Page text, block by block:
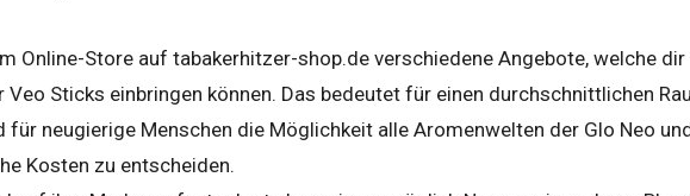
Online-Store auf tabakerhitzer-shop.de verschiedene Angebote, welche
Sticks einbringen können. Das bedeutet für einen durchschnittlichen
für neugierige Menschen die Möglichkeit alle Aromenwelten der Glo Neo
Kosten zu entscheiden.